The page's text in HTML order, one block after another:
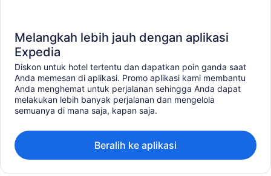
Melangkah lebih jauh dengan aplikasi
Expedia
Diskon untuk hotel tertentu dan dapatkan poin ganda saat
Anda memesan di aplikasi. Promo aplikasi kami membantu
Anda menghemat untuk perjalanan sehingga Anda dapat
melakukan lebih banyak perjalanan dan mengelola
semuanya di mana saja, kapan saja.
Beralih ke aplikasi